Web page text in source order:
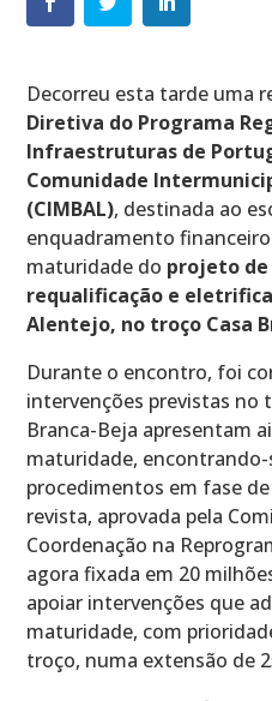
Decorreu esta tarde uma
Diretiva do Programa
Infraestruturas de
Comunidade
(CIMBAL), destinada ao
enquadramento
maturidade do projeto
requalificação e
Alentejo, no troço Casa
Durante o encontro, foi
intervenções previstas no
Branca-Beja apresentam
maturidade, encontrando-
procedimentos em fase
revista, aprovada pela
Coordenação na
agora fixada em 20
apoiar intervenções que
maturidade, com
troço, numa extensão de